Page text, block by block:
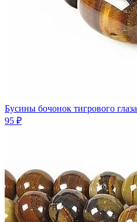
Бусины бочонок тигрового глаза
95 ₽